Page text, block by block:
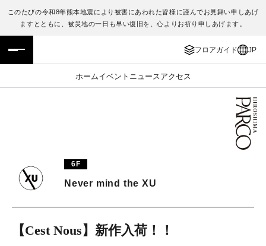
このたびの令和8年熊本地震により被害にあわれた皆様に謹んでお見舞い申しあげ
ますとともに、被災地の一日も早い復旧を、心よりお祈り申しあげます。
フロアガイド JP
ホームイベント ニュース アクセス
フロアガイド
施設案内・アクセス
TAX FREE
ENGLISH
繁体字
日本語
6F
Never mind the XU
【Cest Nous】新作入荷！！